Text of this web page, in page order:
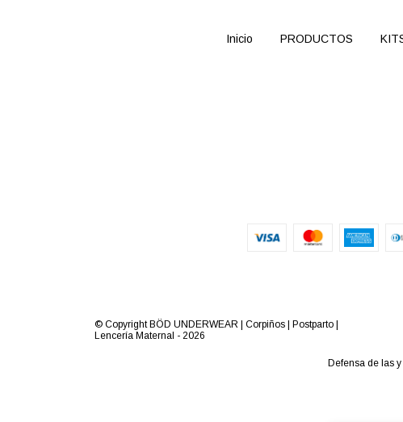
Inicio PRODUCTOS
© Copyright BÖD UNDERWEAR | Corpiños | Postparto |
Lencería Maternal - 2026
Defensa de las